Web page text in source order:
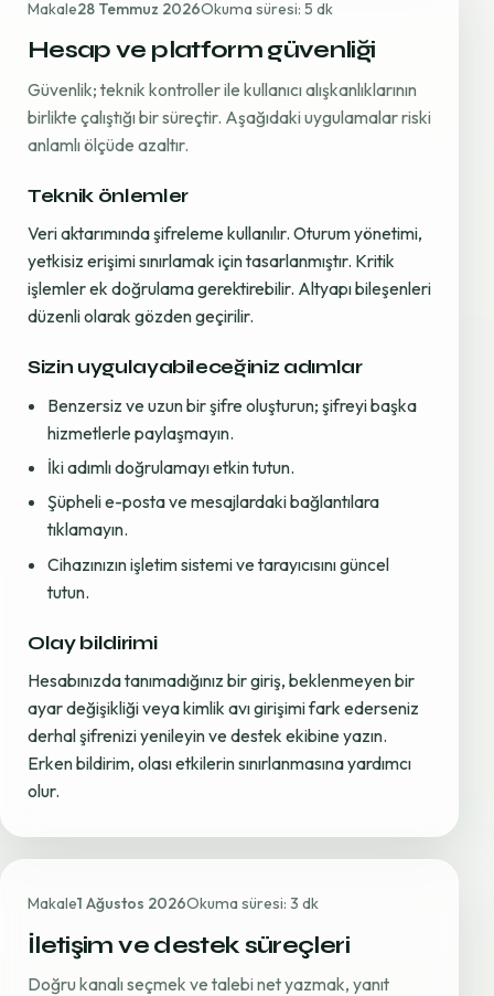
Makale28 Temmuz 2026Okuma süresi: 5 dk
Hesap ve platform güvenliği
Güvenlik; teknik kontroller ile kullanıcı alışkanlıklarının
birlikte çalıştığı bir süreçtir. Aşağıdaki uygulamalar riski
anlamlı ölçüde azaltır.
Teknik önlemler
Veri aktarımında şifreleme kullanılır. Oturum yönetimi,
yetkisiz erişimi sınırlamak için tasarlanmıştır. Kritik
işlemler ek doğrulama gerektirebilir. Altyapı bileşenleri
düzenli olarak gözden geçirilir.
Sizin uygulayabileceğiniz adımlar
Benzersiz ve uzun bir şifre oluşturun; şifreyi başka
hizmetlerle paylaşmayın.
İki adımlı doğrulamayı etkin tutun.
Şüpheli e-posta ve mesajlardaki bağlantılara
tıklamayın.
Cihazınızın işletim sistemi ve tarayıcısını güncel
tutun.
Olay bildirimi
Hesabınızda tanımadığınız bir giriş, beklenmeyen bir
ayar değişikliği veya kimlik avı girişimi fark ederseniz
derhal şifrenizi yenileyin ve destek ekibine yazın.
Erken bildirim, olası etkilerin sınırlanmasına yardımcı
olur.
Makale1 Ağustos 2026Okuma süresi: 3 dk
İletişim ve destek süreçleri
Doğru kanalı seçmek ve talebi net yazmak, yanıt